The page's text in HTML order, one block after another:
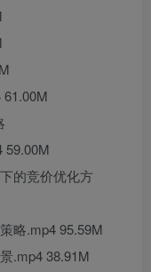
的竞价优化方
略.mp4 95.59M
.mp4 38.91M